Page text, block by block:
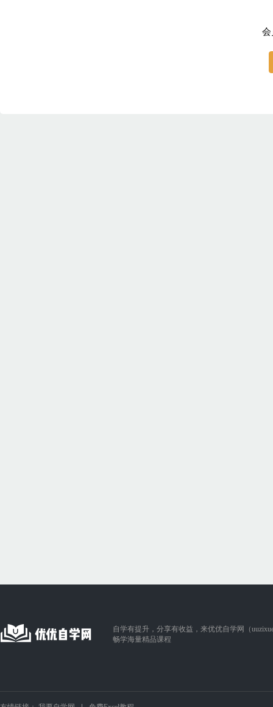
会
自学有提升，分享有收益，来优优自学网（
畅学海量精品课程